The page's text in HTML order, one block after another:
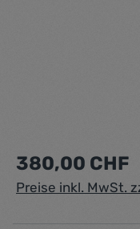
Regulärer Preis:
380,00 CHF
Preise inkl. MwSt.